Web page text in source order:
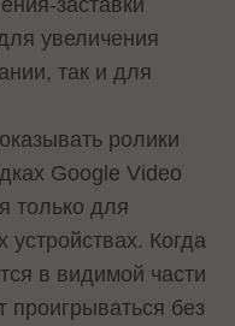
заставки
увеличения
так и для
ролики
Google Video
только для
Когда
в видимой части
проигрываться без